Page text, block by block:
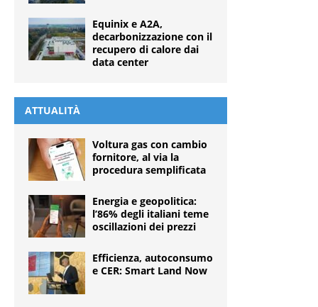
Equinix e A2A,
decarbonizzazione con il
recupero di calore dai
data center
ATTUALITÀ
Voltura gas con cambio
fornitore, al via la
procedura semplificata
Energia e geopolitica:
l’86% degli italiani teme
oscillazioni dei prezzi
Efficienza, autoconsumo
e CER: Smart Land Now